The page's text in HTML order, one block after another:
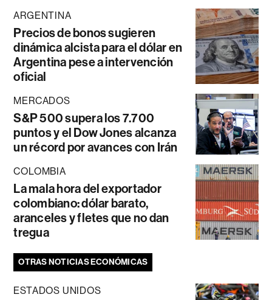
ARGENTINA
Precios de bonos sugieren
dinámica alcista para el dólar en
Argentina pese a intervención
oficial
MERCADOS
S&P 500 supera los 7.700
puntos y el Dow Jones alcanza
un récord por avances con Irán
COLOMBIA
La mala hora del exportador
colombiano: dólar barato,
aranceles y fletes que no dan
tregua
OTRAS NOTICIAS ECONÓMICAS
ESTADOS UNIDOS